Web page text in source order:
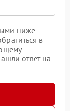
ниже
в
ответ на